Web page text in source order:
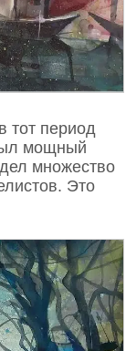
тот период
мощный
множество
Это